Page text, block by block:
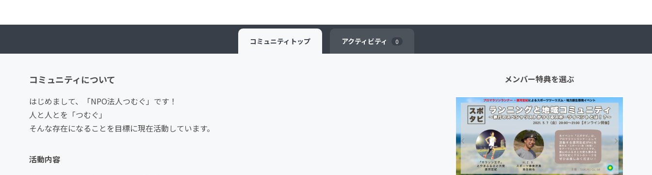
コミュニティ トップ アクティビティ 0
コミュニティについて
はじめまして、「NPO法人つむぐ」です！
人と人とを「つむぐ」
そんな存在になることを目標に現在活動しています。
活動内容
メンバー特典を選ぶ